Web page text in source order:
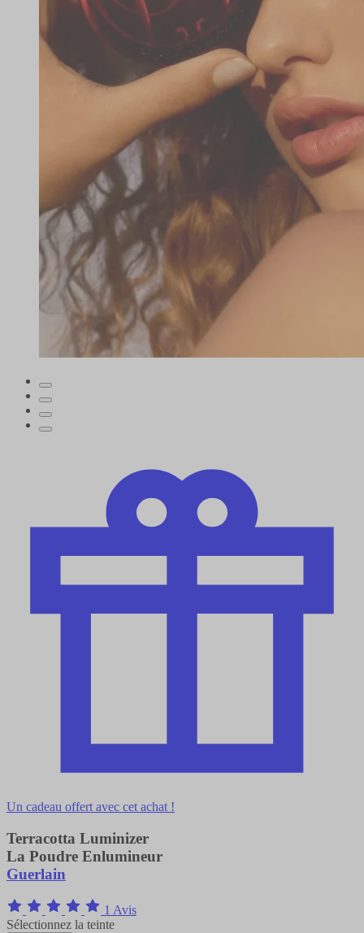
Un cadeau offert avec cet achat !
Terracotta Luminizer
La Poudre Enlumineur
Guerlain
1 Avis
Sélectionnez la teinte